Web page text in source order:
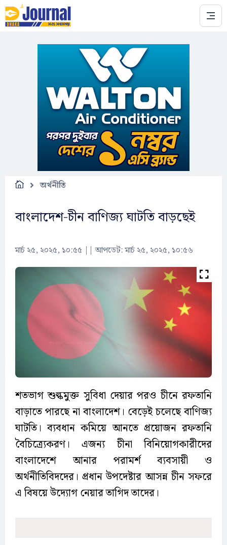
Skip to main content
অর্থনীতি
বাংলাদেশ-চীন বাণিজ্য ঘাটতি বাড়ছেই
মার্চ ২৫, ২০২৫, ১০:৫৫ ||আপডেট: মার্চ ২৫, ২০২৫, ১০:৫৬
শতভাগ শুল্কমুক্ত সুবিধা দেয়ার পরও চীনে রফতানি
বাড়াতে পারছে না বাংলাদেশ। বেড়েই চলেছে বাণিজ্য
ঘাটতি। ব্যবধান কমিয়ে আনতে প্রয়োজন রফতানি
বৈচিত্র্যেকরণ। এজন্য চীনা বিনিয়োগকারীদের
বাংলাদেশে আনার পরামর্শ ব্যবসায়ী ও
অর্থনীতিবিদদের। প্রধান উপদেষ্টার আসন্ন চীন সফরে
এ বিষয়ে উদ্যোগ নেয়ার তাগিদ তাদের।